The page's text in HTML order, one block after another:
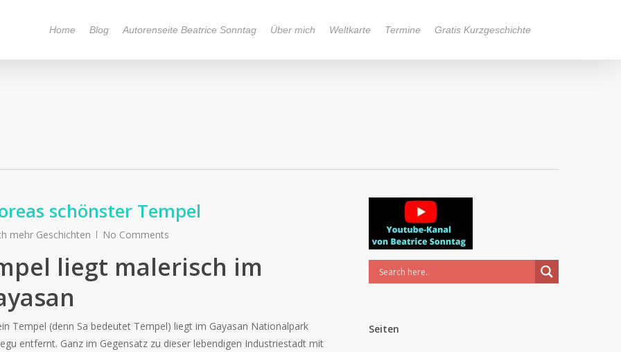
Home Blog Autorenseite Beatrice Sonntag Über mich Weltkarte Termine Gratis Kurzgeschichte
schönster Tempel
mehr Geschichten No Comments
liegt malerisch im
Tempel (denn Sa bedeutet Tempel) liegt im Gayasan Nationalpark
entfernt. Ganz im Gegensatz zu dieser lebendigen Industriestadt mit
Seiten